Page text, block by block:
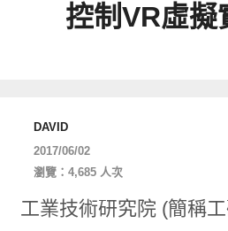
控制VR虛擬
DAVID
2017/06/02
瀏覽：4,685 人次
工業技術研究院 (簡稱